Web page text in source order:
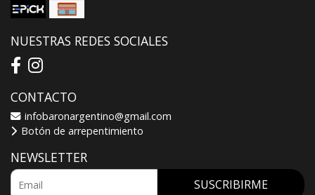
NUESTRAS REDES SOCIALES
CONTACTO
infobaronargentino@gmail.com
Botón de arrepentimiento
NEWSLETTER
SUSCRIBIRME